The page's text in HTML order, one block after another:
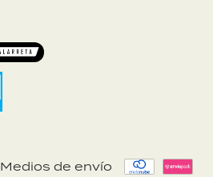
Medios de envío